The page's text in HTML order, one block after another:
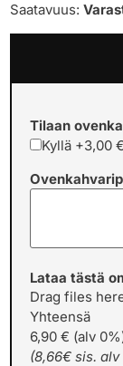
Saatavuus:
Tilaan
Kyllä +3,00 €
Lataa tästä
Drag files
Yhteensä
6,90 € (alv
(8,66€ sis.